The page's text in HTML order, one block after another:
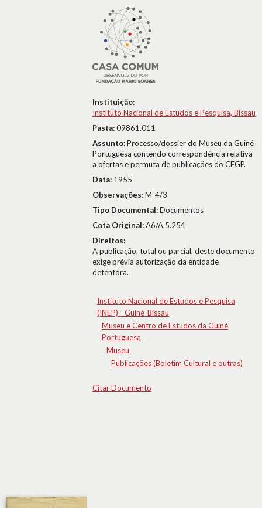
Instituição:
Instituto Nacional de Estudos e Pesquisa, Bissau
Pasta:09861.011
Assunto:Processo/dossier do Museu da Guiné
Portuguesa contendo correspondência relativa
a ofertas e permuta de publicações do CEGP.
Data: 1955
Observações:M-4/3
Tipo Documental:Documentos
Cota Original:A6/A,5.254
Direitos:
A publicação, total ou parcial, deste documento
exige prévia autorização da entidade
detentora.
Instituto Nacional de Estudos e Pesquisa
(INEP) - Guiné-Bissau
Museu e Centro de Estudos da Guiné
Portuguesa
Museu
Publicações (Boletim Cultural e outras)
Citar Documento